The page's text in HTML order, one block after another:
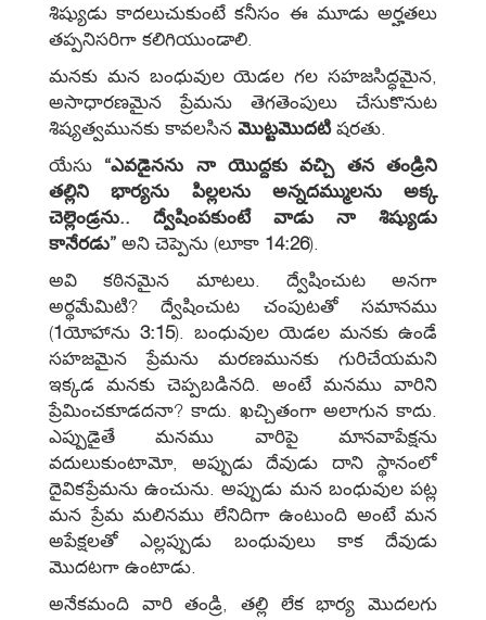
శిష్యుడు కాదలుచుకుంటే కనీసం ఈ మూడు అర్హతలు
తప్పనిసరిగా కలిగియుండాలి.
మనకు మన బంధువుల యెడల గల సహజసిద్ధమైన,
అసాధారణమైన ప్రేమను తెగతెంపులు చేసుకొనుట
శిష్యత్వమునకు కావలసిన మొట్టమొదటిషరతు.
యేసు “ఎవడైనను నా యొద్దకు వచ్చి తన తండ్రిని
తల్లిని భార్యను పిల్లలను అన్నదమ్ములను అక్క
చెల్లెండ్రను.. ద్వేషింపకుంటే వాడు నా శిష్యుడు
కానేరడు” అని చెప్పెను (లూకా 14:26).
అవి కఠినమైన మాటలు. ద్వేషించుట అనగా
అర్థమేమిటి? ద్వేషించుట చంపుటతో సమానము
(1యోహాను 3:15). బంధువుల యెడల మనకు ఉండే
సహజమైన ప్రేమను మరణమునకు గురిచేయమని
ఇక్కడ మనకు చెప్పబడినది. అంటే మనము వారిని
ప్రేమించకూడదనా? కాదు. ఖచ్చితంగా అలాగున కాదు.
ఎప్పుడైతే మనము వారిపై మానవాపేక్షను
వదులుకుంటామో, అప్పుడు దేవుడు దాని స్థానంలో
దైవికప్రేమను ఉంచును. అప్పుడు మన బంధువుల పట్ల
మన ప్రేమ మలినము లేనిదిగా ఉంటుంది అంటే మన
అపేక్షలతో ఎల్లప్పుడు బంధువులు కాక దేవుడు
మొదటగా ఉంటాడు.
అనేకమంది వారి తండ్రి, తల్లి లేక భార్య మొదలగు